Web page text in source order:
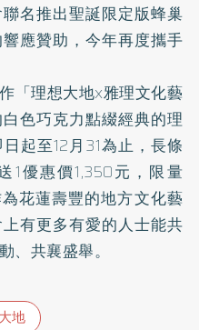
名推出聖誕限定版蜂巢
應贊助，今年再度攜手
「理想大地x雅理文化藝
色巧克力點綴經典的理
起至12月31為止，長條
優惠價1,350元，限量
花蓮壽豐的地方文化藝
有更多有愛的人士能共
、共襄盛舉。
地